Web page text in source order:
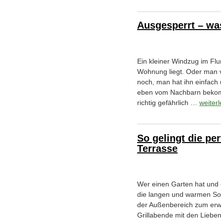
Ausgesperrt –
Ein kleiner Windzug im
Wohnung liegt. Oder man
noch, man hat ihn
eben vom Nachbarn
richtig gefährlich …
So gelingt die
Terrasse
Wer einen Garten hat
die langen und warmen
der Außenbereich zum
Grillabende mit den